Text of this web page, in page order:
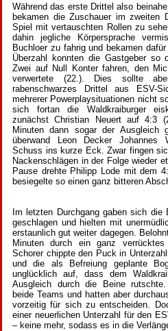
Während das erste Drittel also
bekamen die Zuschauer im zweiten
Spiel mit vertauschten Rollen zu
dahin jegliche Körpersprache
Buchloer zu fahrig und bekamen
Überzahl konnten die Gastgeber so
Zwei auf Null Konter fahren, den
verwertete (22.). Dies sollte
rabenschwarzes Drittel aus ESV-
mehrerer Powerplaysituationen nicht
sich fortan die Waldkraiburger
zunächst Christian Neuert auf 4:3
Minuten dann sogar der Ausgleich
überwand Leon Decker Johannes
Schuss ins kurze Eck. Zwar fingen
Nackenschlägen in der Folge wieder
Pause drehte Philipp Lode mit dem
besiegelte so einen ganz bitteren
Im letzten Durchgang gaben sich die
geschlagen und hielten mit
erstaunlich gut weiter dagegen.
Minuten durch ein ganz
Schorer chippte den Puck in
und die als Befreiung geplante
unglücklich auf, dass dem
Ausgleich durch die Beine
beide Teams und hatten aber
vorzeitig für sich zu entscheiden.
einer neuerlichen Unterzahl für den
– keine mehr, sodass es in die